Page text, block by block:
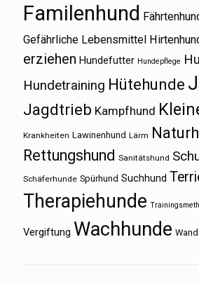
Familenhund
Gefährliche Lebensmittel
erziehen Hundefutter Hundepflege
Hundetraining Hütehunde
Jagdtrieb Kampfhund
Krankheiten Lawinenhund Lärm
Rettungshund Sanitätshund
Schäferhunde Spürhund Suchhund
Therapiehunde
Vergiftung Wachhunde